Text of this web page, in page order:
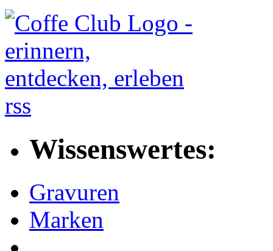
rss
Wissenswertes:
Gravuren
Marken